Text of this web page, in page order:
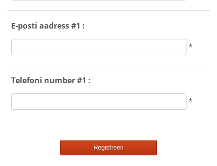
E-posti aadress #1 :
*
Telefoni number #1 :
*